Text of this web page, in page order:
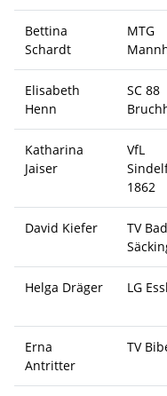
Bettina
Schardt
MTG
Elisabeth
Henn
SC 88
Katharina
Jaiser
VfL
1862
David Kiefer
TV Bad
Helga Dräger LG
Erna
Antritter
TV